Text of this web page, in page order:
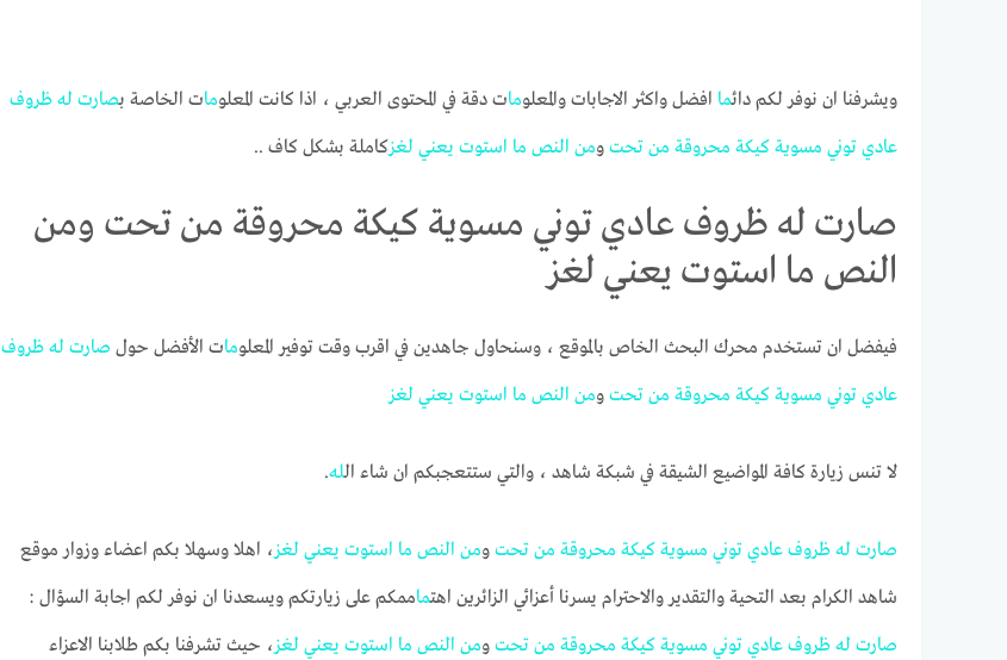
ويشرفنا ان نوفر لكم دائما افضل واكثر الاجابات والمعلومات دقة في المحتوى العربي ، اذا كانت المعلومات الخاصة ب له ظروف
عادي توني مسوية كيكة محروقة من تحت ومن النص ما استوت يعني لغزكاملة بشكل كاف ..
‏‎‎صارت له ظروف عادي توني مسوية كيكة محروقة من تحت ومن
النص ما استوت يعني لغز
فيفضل ان تستخدم محرك البحث الخاص بالموقع ، وسنحاول جاهدين في اقرب وقت توفير المعلومات الأفضل حول له ظروف
عادي توني مسوية كيكة محروقة من تحت ومن النص ما استوت يعني لغز
لا تنس زيارة كافة المواضيع الشيقة في شبكة شاهد ، والتي ستتعجبكم ان شاء الله.
له ظروف عادي توني مسوية كيكة محروقة من تحت ومن النص ما استوت يعني لغز، اهلا وسهلا بكم اعضاء وزوار موقع
شاهد الكرام بعد التحية والتقدير والاحترام يسرنا أعزائي الزائرين اهتماممكم على زيارتكم ويسعدنا ان نوفر لكم اجابة السؤال :
له ظروف عادي توني مسوية كيكة محروقة من تحت ومن النص ما استوت يعني لغز، حيث تشرفنا بكم طلابنا الاعزاء